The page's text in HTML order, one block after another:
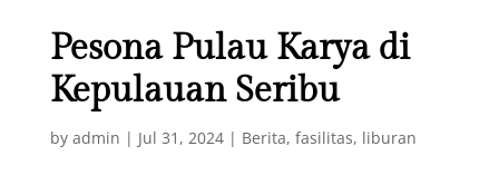
Pesona Pulau Karya di
Kepulauan Seribu
by admin | Jul 31, 2024| Berita, fasilitas, liburan